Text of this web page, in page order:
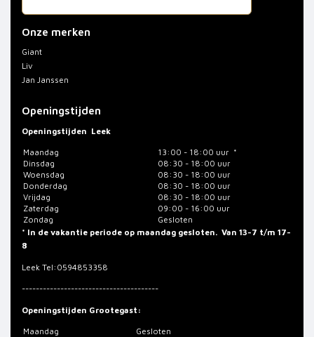
Onze merken
Giant
Liv
Jan Janssen
Openingstijden
Openingstijden Leek
Maandag
13:00 - 18:00 uur *
Dinsdag
08:30 - 18:00 uur
Woensdag
08:30 - 18:00 uur
Donderdag
08:30 - 18:00 uur
Vrijdag
08:30 - 18:00 uur
Zaterdag
09:00 - 16:00 uur
Zondag
Gesloten
* In de vakantie periode op maandag gesloten. Van 13-7 t/m 17-
8
LeekTel:0594853358
---------------------------------------
Openingstijden Grootegast:
Maandag Gesloten